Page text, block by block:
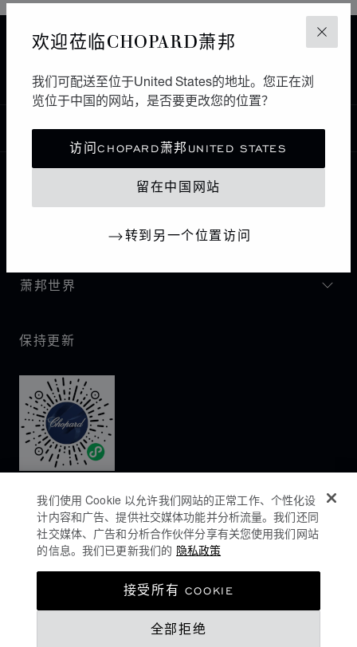
关闭
欢迎莅临CHOPARD萧邦
我们可配送至位于United States的地址。您正在浏
览位于中国的网站，是否要更改您的位置？
访问CHOPARD萧邦UNITED STATES
留在中国网站
转到另一个位置访问
主页 查找精品店 所有店铺 北美
中国
本地化（更改国家/地区）
更改国家/地区
萧邦世界
保持更新
COOKIES政策
我们使用 Cookie 以允许我们网站的正常工作、个性化设
计内容和广告、提供社交媒体功能并分析流量。我们还同
社交媒体、广告和分析合作伙伴分享有关您使用我们网站
的信息。我们已更新我们的 隐私政策
全部拒绝
接受所有 COOKIE